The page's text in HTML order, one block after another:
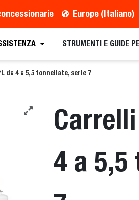
Europe (Italiano)
STRUMENTI E GUIDE
da 4 a 5,5 tonnellate, serie 7
4 a 5,5
Richiedi brochure